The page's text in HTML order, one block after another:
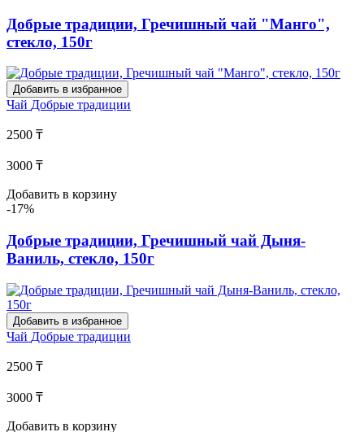
Добрые традиции, Гречишный чай "Манго",
стекло, 150г
Добавить в избранное
Чай Добрые традиции
2500 ₸
3000 ₸
Добавить в корзину
-17%
Добрые традиции, Гречишный чай Дыня-
Ваниль, стекло, 150г
Добавить в избранное
Чай Добрые традиции
2500 ₸
3000 ₸
Добавить в корзину